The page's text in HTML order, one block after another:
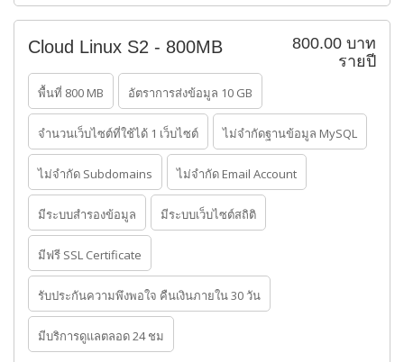
800.00 บาท
รายปี
Cloud Linux S2 - 800MB
พื้นที่ 800 MB อัตราการส่งข้อมูล 10 GB
จำนวนเว็บไซต์ที่ใช้ได้ 1 เว็บไซต์ ไม่จำกัดฐานข้อมูล MySQL
ไม่จำกัด Subdomains ไม่จำกัด Email Account
มีระบบสำรองข้อมูล มีระบบเว็บไซต์สถิติ
มีฟรี SSL Certificate
รับประกันความพึงพอใจ คืนเงินภายใน 30 วัน
มีบริการดูแลตลอด 24 ชม